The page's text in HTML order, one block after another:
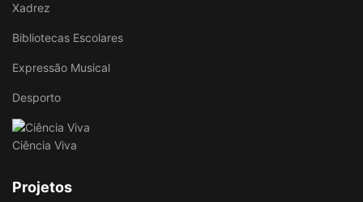
Xadrez
Bibliotecas Escolares
Expressão Musical
Desporto
Ciência Viva
Projetos